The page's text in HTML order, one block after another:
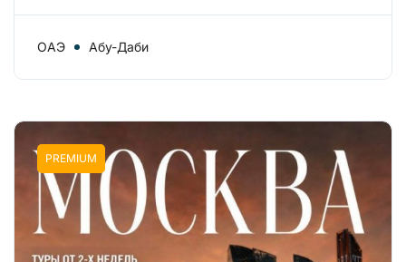
ОАЭ Абу-Даби
PREMIUM